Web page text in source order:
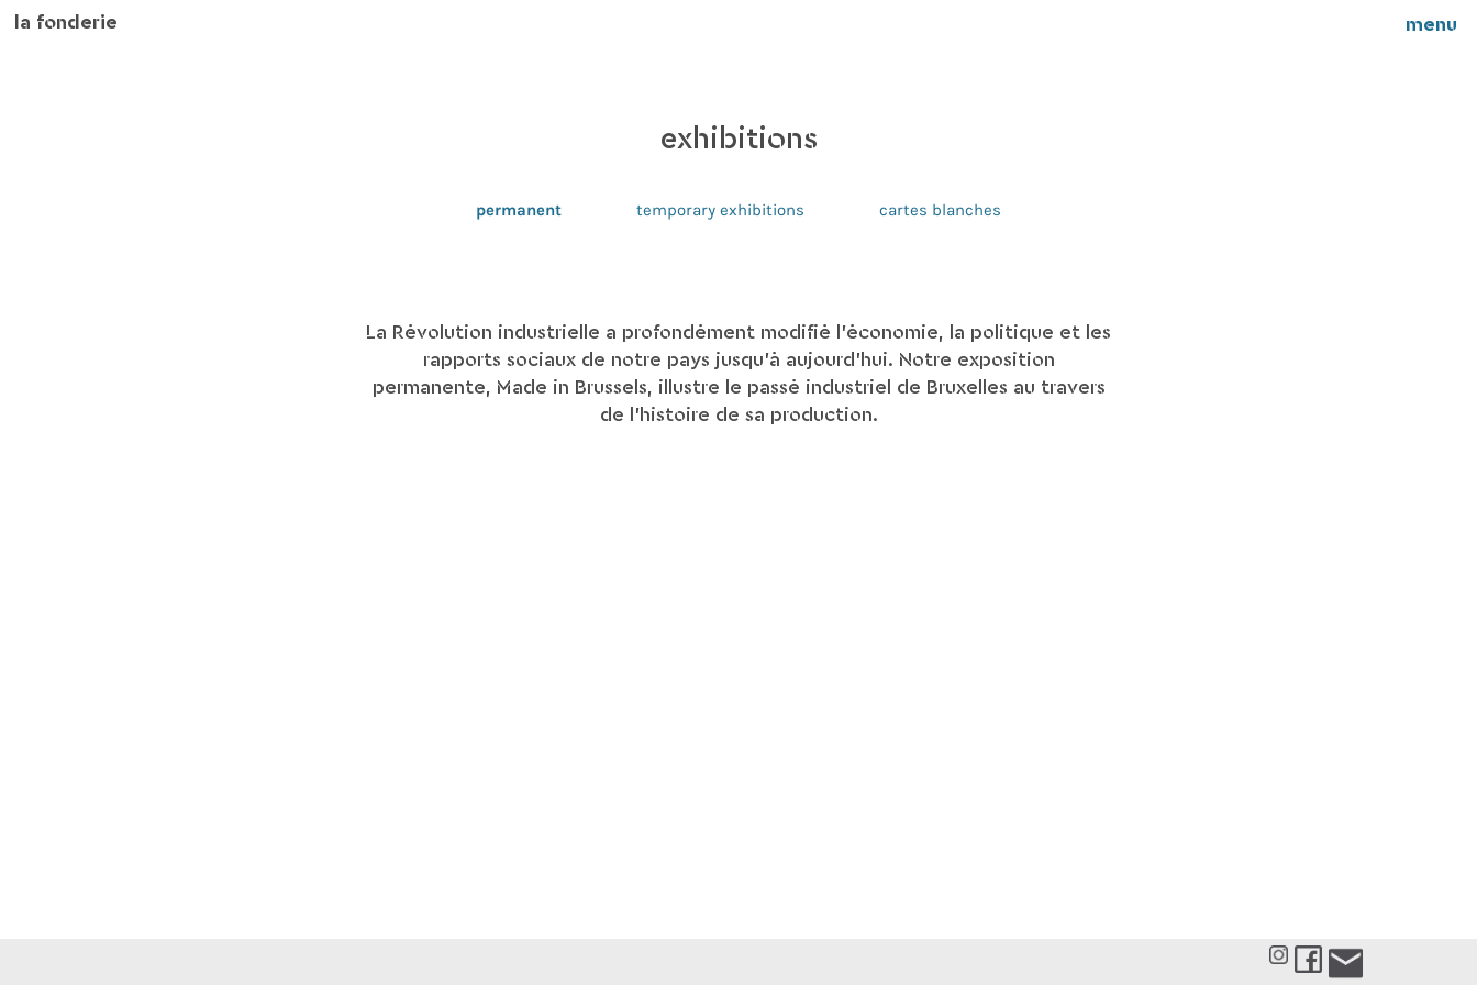
la fonderie menu
exhibitions
permanent temporary exhibitions cartes blanches
La Révolution industrielle a profondément modifié l’économie, la politique et les
rapports sociaux de notre pays jusqu’à aujourd’hui. Notre exposition
permanente, Made in Brussels, illustre le passé industriel de Bruxelles au travers
de l'histoire de sa production.